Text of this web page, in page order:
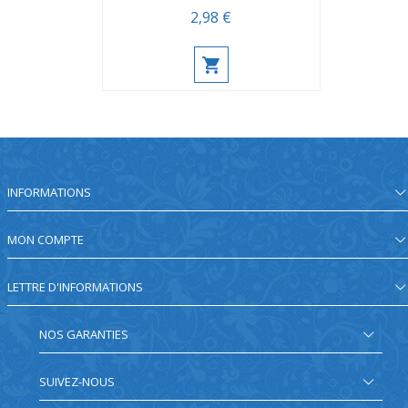
2,98 €
INFORMATIONS
MON COMPTE
LETTRE D'INFORMATIONS
NOS GARANTIES
SUIVEZ-NOUS